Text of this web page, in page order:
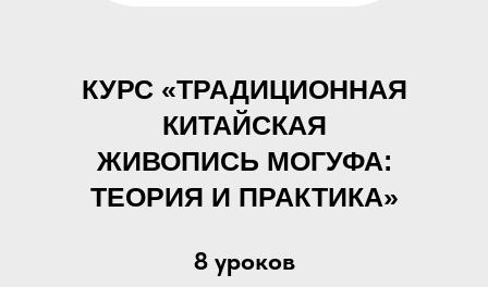
КУРС «ТРАДИЦИОННАЯ
КИТАЙСКАЯ
ЖИВОПИСЬ МОГУФА:
ТЕОРИЯ И ПРАКТИКА»
8 уроков